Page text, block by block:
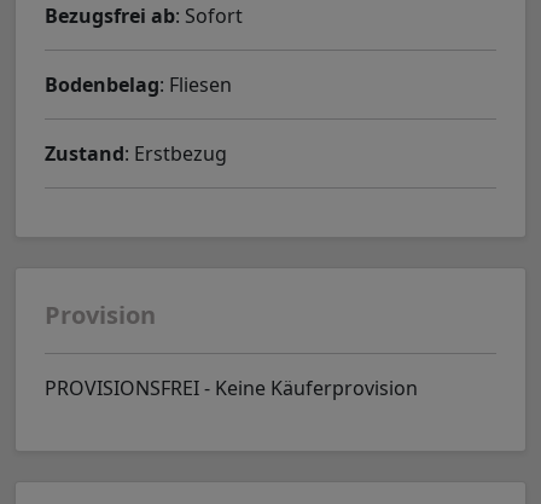
Bezugsfrei ab: Sofort
Bodenbelag: Fliesen
Zustand: Erstbezug
Provision
PROVISIONSFREI - Keine Käuferprovision